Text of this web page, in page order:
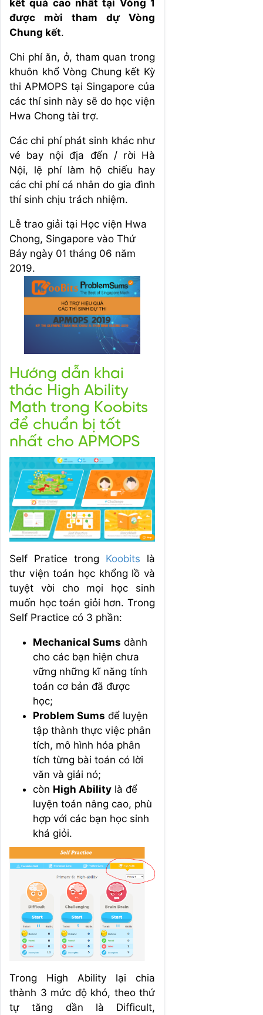
kết quả cao nhất tại Vòng 1
được mời tham dự Vòng
Chung kết.
Chi phí ăn, ở, tham quan trong
khuôn khổ Vòng Chung kết Kỳ
thi APMOPS tại Singapore của
các thí sinh này sẽ do học viện
Hwa Chong tài trợ.
Các chi phí phát sinh khác như
vé bay nội địa đến / rời Hà
Nội, lệ phí làm hộ chiếu hay
các chi phí cá nhân do gia đình
thí sinh chịu trách nhiệm.
Lễ trao giải tại Học viện Hwa
Chong, Singapore vào Thứ
Bảy ngày 01 tháng 06 năm
2019.
Hướng dẫn khai
thác High Ability
Math trong Koobits
để chuẩn bị tốt
nhất cho APMOPS
Self Pratice trong Koobits là
thư viện toán học khổng lồ và
tuyệt vời cho mọi học sinh
muốn học toán giỏi hơn. Trong
Self Practice có 3 phần:
Mechanical Sums dành
cho các bạn hiện chưa
vững những kĩ năng tính
toán cơ bản đã được
học;
Problem Sums để luyện
tập thành thực việc phân
tích, mô hình hóa phân
tích từng bài toán có lời
văn và giải nó;
còn High Ability là để
luyện toán nâng cao, phù
hợp với các bạn học sinh
khá giỏi.
Trong High Ability lại chia
thành 3 mức độ khó, theo thứ
tự tăng dần là Difficult,